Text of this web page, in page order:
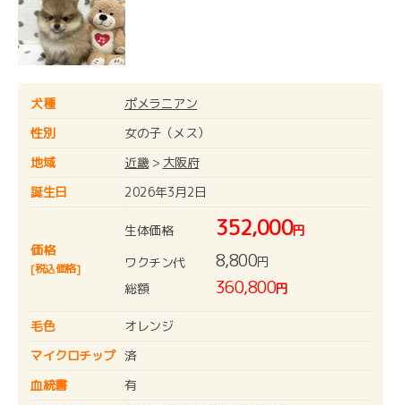
犬種
ポメラニアン
性別
女の子（メス）
地域
近畿> 大阪府
誕生日
2026年3月2日
価格
[税込価格]
生体価格 352,000円
ワクチン代
8,800円
総額
360,800円
毛色
オレンジ
マイクロチップ 済
血統書
有